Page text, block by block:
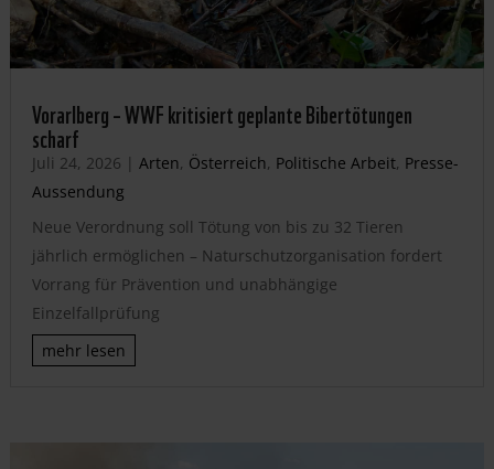
Vorarlberg – WWF kritisiert geplante Bibertötungen
scharf
Juli 24, 2026 | Arten, Österreich, Politische Arbeit, Presse-
Aussendung
Neue Verordnung soll Tötung von bis zu 32 Tieren
jährlich ermöglichen – Naturschutzorganisation fordert
Vorrang für Prävention und unabhängige
Einzelfallprüfung
mehr lesen